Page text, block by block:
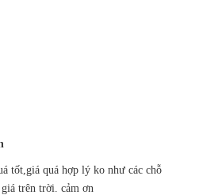
tốt,giá quá hợp lý ko như các chỗ
trên trời. cảm ơn